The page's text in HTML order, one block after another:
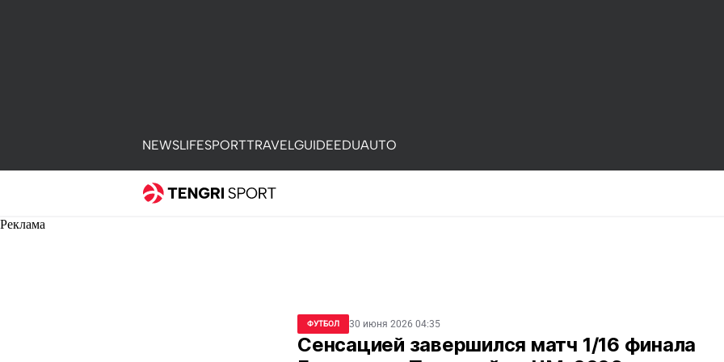
NEWSLIFESPORTTRAVELGUIDEEDUAUTO
Реклама
ФУТБОЛ 30 июня 2026 04:35
Сенсацией завершился матч 1/16 финала